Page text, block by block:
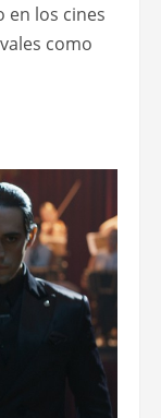
en los cines
como